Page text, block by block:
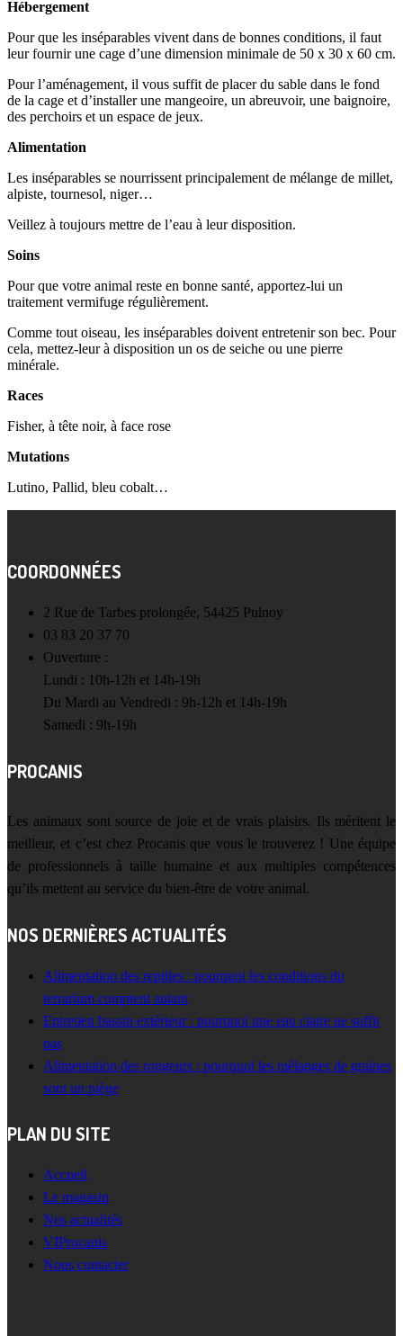
Hébergement
Pour que les inséparables vivent dans de bonnes conditions, il faut
leur fournir une cage d’une dimension minimale de 50 x 30 x 60 cm.
Pour l’aménagement, il vous suffit de placer du sable dans le fond
de la cage et d’installer une mangeoire, un abreuvoir, une baignoire,
des perchoirs et un espace de jeux.
Alimentation
Les inséparables se nourrissent principalement de mélange de millet,
alpiste, tournesol, niger…
Veillez à toujours mettre de l’eau à leur disposition.
Soins
Pour que votre animal reste en bonne santé, apportez-lui un
traitement vermifuge régulièrement.
Comme tout oiseau, les inséparables doivent entretenir son bec. Pour
cela, mettez-leur à disposition un os de seiche ou une pierre
minérale.
Races
Fisher, à tête noir, à face rose
Mutations
Lutino, Pallid, bleu cobalt…
COORDONNÉES
2 Rue de Tarbes prolongée, 54425 Pulnoy
03 83 20 37 70
Ouverture :
Lundi : 10h-12h et 14h-19h
Du Mardi au Vendredi : 9h-12h et 14h-19h
Samedi : 9h-19h
PROCANIS
Les animaux sont source de joie et de vrais plaisirs. Ils méritent le
meilleur, et c’est chez Procanis que vous le trouverez ! Une équipe
de professionnels à taille humaine et aux multiples compétences
qu’ils mettent au service du bien-être de votre animal.
NOS DERNIÈRES ACTUALITÉS
Alimentation des reptiles : pourquoi les conditions du
terrarium comptent autant
Entretien bassin extérieur : pourquoi une eau claire ne suffit
pas
Alimentation des rongeurs : pourquoi les mélanges de graines
sont un piège
PLAN DU SITE
Accueil
Le magasin
Nos actualités
VIProcanis
Nous contacter